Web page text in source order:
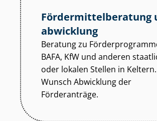
För­der­mit­tel­be­ra­tung
abwicklung
Beratung zu
BAFA, KfW und anderen
oder lokalen Stellen in
Wunsch Abwicklung der
Förderanträge.